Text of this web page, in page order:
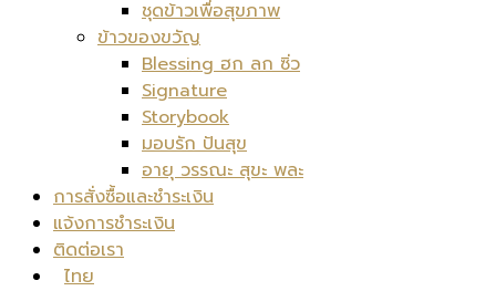
ชุดข้าวเพื่อสุขภาพ
ข้าวของขวัญ
Blessing ฮก ลก ซิ่ว
Signature
Storybook
มอบรัก ปันสุข
อายุ วรรณะ สุขะ พละ
การสั่งซื้อและชำระเงิน
แจ้งการชำระเงิน
ติดต่อเรา
ไทย